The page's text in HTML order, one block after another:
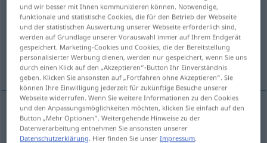
Übersicht aller Übersetzungen
(Für mehr Details die Übersetzung anklicken/antippen)
saláma, klobása
saláma Wurst
und wir besser mit Ihnen kommunizieren können. Notwendige,
funktionale und statistische Cookies, die für den Betrieb der Webseite
und der statistischen Auswertung unserer Webseite erforderlich sind,
werden auf Grundlage unserer Vorauswahl immer auf Ihrem Endgerät
gespeichert. Marketing-Cookies und Cookies, die der Bereitstellung
personalisierter Werbung dienen, werden nur gespeichert, wenn Sie uns
durch einen Klick auf den „Akzeptieren“-Button Ihr Einverständnis
geben. Klicken Sie ansonsten auf „Fortfahren ohne Akzeptieren“. Sie
können Ihre Einwilligung jederzeit für zukünftige Besuche unserer
Webseite widerrufen. Wenn Sie weitere Informationen zu den Cookies
und den Anpassungsmöglichkeiten möchten, klicken Sie einfach auf den
Button „Mehr Optionen“. Weitergehende Hinweise zu der
Datenverarbeitung entnehmen Sie ansonsten unserer
Datenschutzerklärung. Hier finden Sie unserImpressum.